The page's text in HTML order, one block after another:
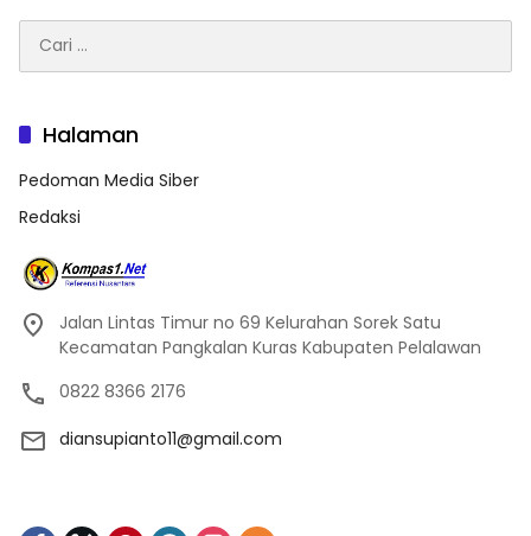
untuk:
Halaman
Pedoman Media Siber
Redaksi
Jalan Lintas Timur no 69 Kelurahan Sorek Satu
Kecamatan Pangkalan Kuras Kabupaten Pelalawan
0822 8366 2176
diansupianto11@gmail.com